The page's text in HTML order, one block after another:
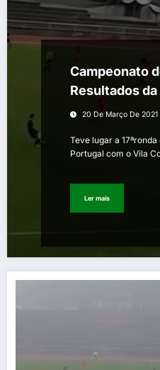
Campeonato
Resultados
20 De Março De 2021
Teve lugar a
Portugal com o Vila
Ler mais